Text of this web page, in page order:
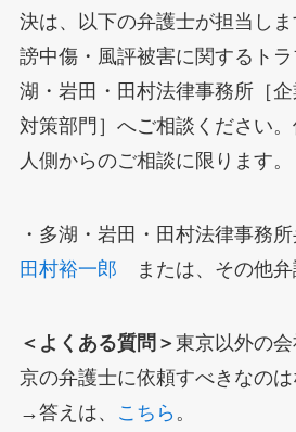
決は、以下の弁護士が担当し
謗中傷・風評被害に関するト
湖・岩田・田村法律事務所［
対策部門］へご相談ください
人側からのご相談に限ります。
・多湖・岩田・田村法律事務
田村裕一郎 または、その他弁
＜よくある質問＞ 東京以外の
京の弁護士に依頼すべきなのは
→答えは、
こちら 。